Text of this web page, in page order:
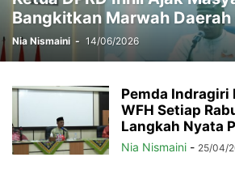
Bangkitkan Marwah
Nia Nismaini - 14/06/2026
Pemda Indragiri
WFH Setiap
Langkah Nyata
Nia Nismaini - 25/04/